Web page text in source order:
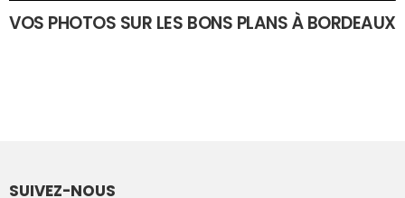
VOS PHOTOS SUR LES BONS PLANS À BORDEAUX
SUIVEZ-NOUS